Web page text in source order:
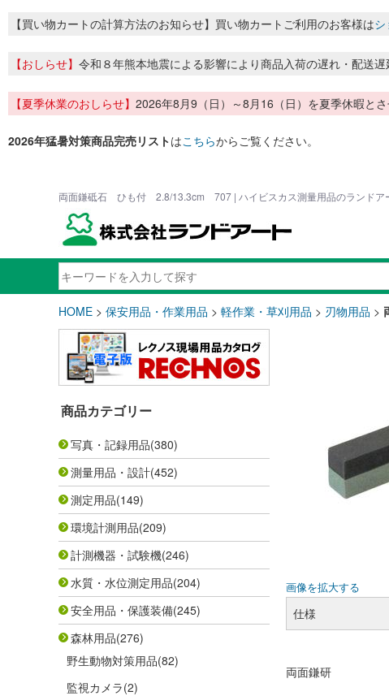
【買い物カートの計算方法のお知らせ】買い物カートご利用のお客様は
【おしらせ】 令和８年熊本地震による影響により商品入荷の遅れ・配送
【夏季休業のおしらせ】 2026年8月9（日）～8月16（日）を夏季休暇と
2026年猛暑対策商品完売リストはこちらからご覧ください。
両面鎌砥石 ひも付 2.8/13.3cm 707 | ハイビスカス測量用品のランドア
HOME > 保安用品・作業用品 > 軽作業・草刈用品 > 刃物用品 >
商品カテゴリー
写真・記録用品(380)
測量用品・設計(452)
測定用品(149)
環境計測用品(209)
計測機器・試験機(246)
水質・水位測定用品(204)
安全用品・保護装備(245)
森林用品(276)
野生動物対策用品(82)
監視カメラ(2)
画像を拡大する
仕様
両面鎌研